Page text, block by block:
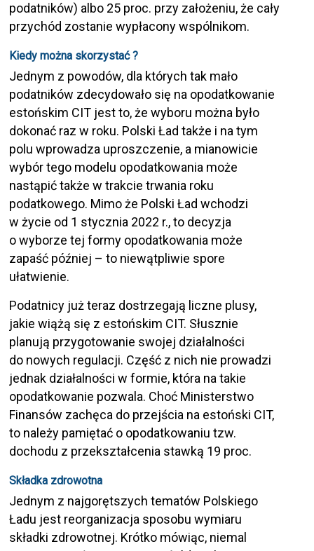
podatników) albo 25 proc. przy założeniu, że cały
przychód zostanie wypłacony wspólnikom.
Kiedy można skorzystać ?
Jednym z powodów, dla których tak mało
podatników zdecydowało się na opodatkowanie
estońskim CIT jest to, że wyboru można było
dokonać raz w roku. Polski Ład także i na tym
polu wprowadza uproszczenie, a mianowicie
wybór tego modelu opodatkowania może
nastąpić także w trakcie trwania roku
podatkowego. Mimo że Polski Ład wchodzi
w życie od 1 stycznia 2022 r., to decyzja
o wyborze tej formy opodatkowania może
zapaść później – to niewątpliwie spore
ułatwienie.
Podatnicy już teraz dostrzegają liczne plusy,
jakie wiążą się z estońskim CIT. Słusznie
planują przygotowanie swojej działalności
do nowych regulacji. Część z nich nie prowadzi
jednak działalności w formie, która na takie
opodatkowanie pozwala. Choć Ministerstwo
Finansów zachęca do przejścia na estoński CIT,
to należy pamiętać o opodatkowaniu tzw.
dochodu z przekształcenia stawką 19 proc.
Składka zdrowotna
Jednym z najgorętszych tematów Polskiego
Ładu jest reorganizacja sposobu wymiaru
składki zdrowotnej. Krótko mówiąc, niemal